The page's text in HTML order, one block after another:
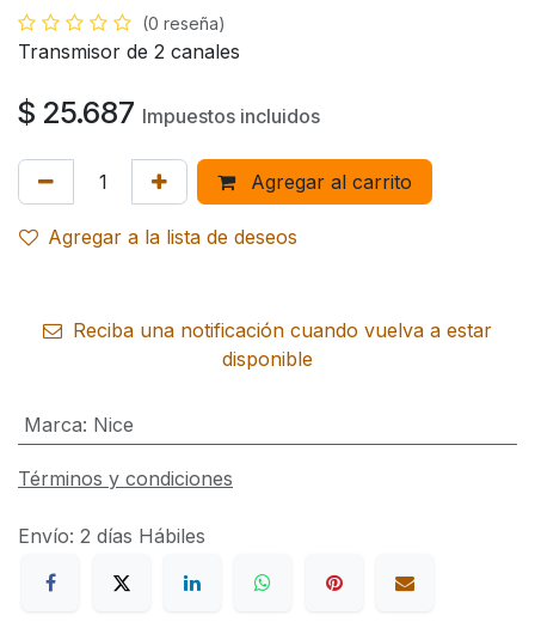
(0 reseña)
Transmisor de 2 canales
$ 25.687 Impuestos incluidos
Agregar al carrito
Agregar a la lista de deseos
Reciba una notificación cuando vuelva a estar
disponible
Marca: Nice
Términos y condiciones
Envío: 2 días Hábiles